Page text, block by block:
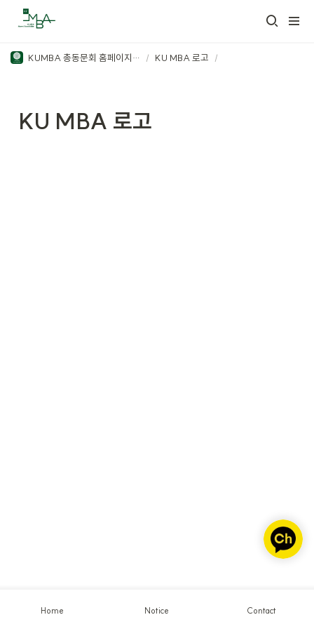
KUMBA 총동문회 홈페이지 관리 / KU MBA 로고 /
KU MBA 로고
Home Notice Contact